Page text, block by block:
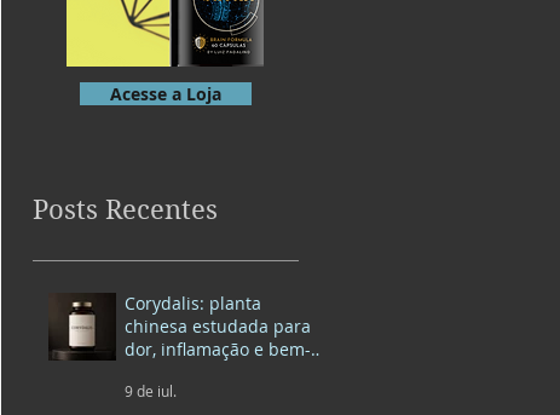
Acesse a Loja
Posts Recentes
Corydalis: planta
chinesa estudada para
dor, inflamação e bem-
9 de jul.